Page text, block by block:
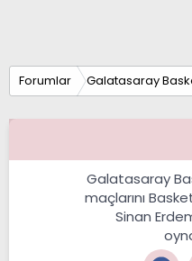
Forumlar Galatasaray
Galatasaray
maçlarını
Sinan